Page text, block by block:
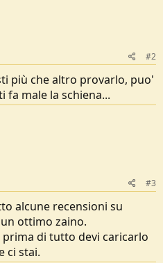
#2
più che altro provarlo, puo'
fa male la schiena...
#3
alcune recensioni su
ottimo zaino.
di tutto devi caricarlo
ci stai.